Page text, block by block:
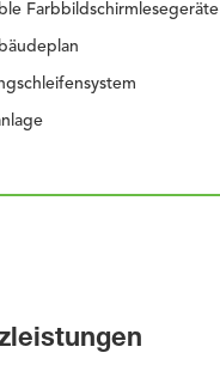
Farbbildschirmlesegeräte